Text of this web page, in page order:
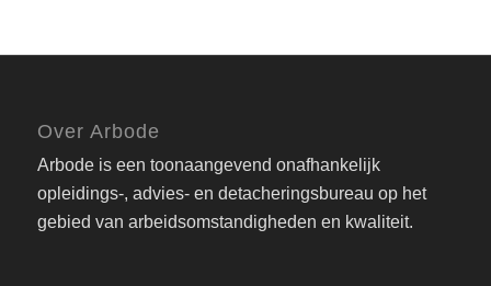
Over Arbode
Arbode is een toonaangevend onafhankelijk
opleidings-, advies- en detacheringsbureau op het
gebied van arbeidsomstandigheden en kwaliteit.